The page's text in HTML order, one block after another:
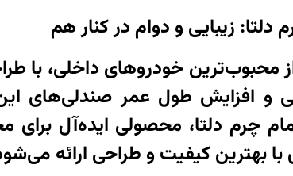
زیبایی و دوام در کنار هم
محبوب‌ترین خودروهای داخلی، با
و افزایش طول عمر صندلی‌های
دلتا، محصولی ایده‌آل برای
با بهترین کیفیت و طراحی ارائه